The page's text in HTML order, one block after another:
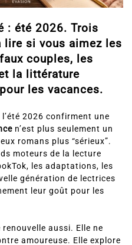
: été 2026. Trois
lire si vous aimez les
couples, les
la littérature
les vacances.
l’été 2026 confirment une
n’est plus seulement un
romans plus “sérieux”.
moteurs de la lecture
les adaptations, les
génération de lectrices
leur goût pour les
renouvelle aussi. Elle ne
amoureuse. Elle explore